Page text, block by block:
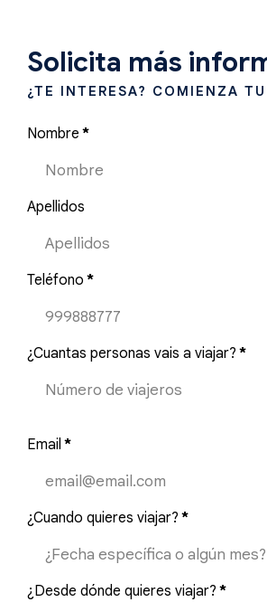
Solicita más
¿TE INTERESA? COMIENZA
Nombre *
Apellidos
Teléfono *
¿Cuantas personas vais a viajar? *
Email *
¿Cuando quieres viajar? *
¿Desde dónde quieres viajar? *